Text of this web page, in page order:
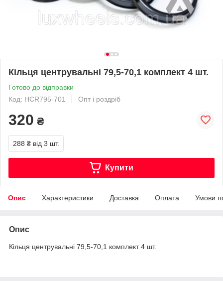
Кільця центрувальні 79,5-70,1 комплект 4 шт.
Готово до відправки
Код: HCR795-701
Опт і роздріб
320 ₴
288 ₴ від 3 шт.
Купити
Опис Характеристики Доставка Оплата Умови
Опис
Кільця центрувальні 79,5-70,1 комплект 4 шт.